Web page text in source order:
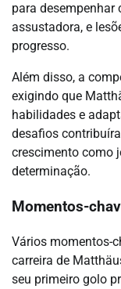
para desempenhar
assustadora, e
progresso.
Além disso, a
exigindo que
habilidades e
desafios
crescimento como
determinação.
Momentos-
Vários momentos-
carreira de
seu primeiro golo